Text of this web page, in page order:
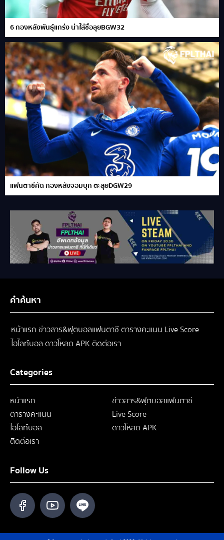
6 กองหลังพันธ์ุแกร่ง น่าใส่ชื่อลุยBGW32
แฟนตาซีคัด กองหลังจอมบุก ตะลุยDGW29
คำค้นหา
หน้าแรก ข่าวสาร&ฟุตบอลแฟนตาซีตารางคะแนน Live Score
ไฮไลท์บอลดาวโหลด APKติดต่อเรา
Categories
หน้าแรก
ข่าวสาร&ฟุตบอลแฟนตาซี
ตารางคะแนน
Live Score
ไฮไลท์บอล
ดาวโหลด APK
ติดต่อเรา
Follow Us